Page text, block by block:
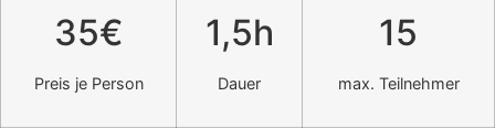
35€
Preis je Person
1,5h
Dauer
15
max. Teilnehmer